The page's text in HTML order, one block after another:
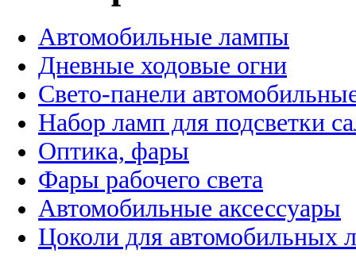
Автомобильные лампы
Дневные ходовые огни
Свето-панели
Набор ламп для подсветки
Оптика, фары
Фары рабочего света
Автомобильные аксессуары
Цоколи для автомобильных